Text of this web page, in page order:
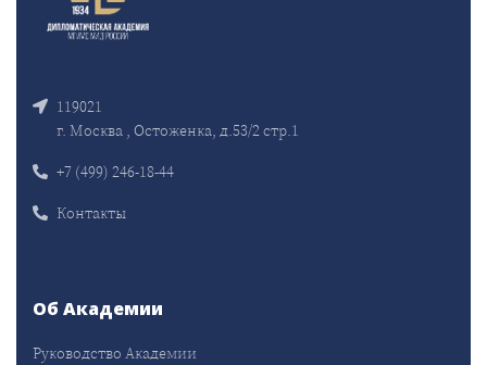
119021
г. Москва , Остоженка, д.53/2 стр.1
+7 (499) 246-18-44
Контакты
Об Академии
Руководство Академии